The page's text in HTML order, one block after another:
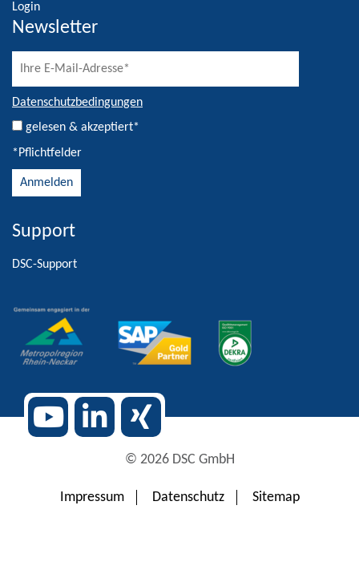
Login
Newsletter
Datenschutzbedingungen
gelesen & akzeptiert*
*Pflichtfelder
Alternative:
Support
DSC-Support
© 2026 DSC GmbH
Impressum Datenschutz Sitemap